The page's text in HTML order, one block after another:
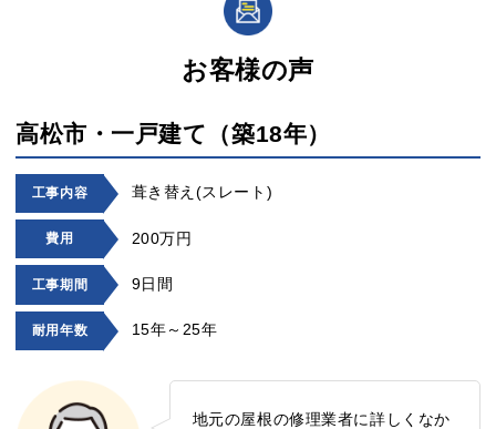
お客様の声
高松市・一戸建て（築18年）
工事内容 葺き替え(スレート)
費用 200万円
工事期間 9日間
耐用年数 15年～25年
地元の屋根の修理業者に詳しくなか